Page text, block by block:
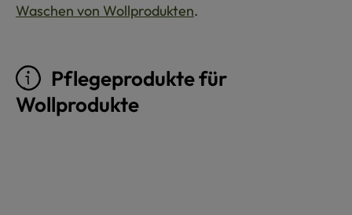
Waschen von Wollprodukten.
Pflegeprodukte für
Wollprodukte